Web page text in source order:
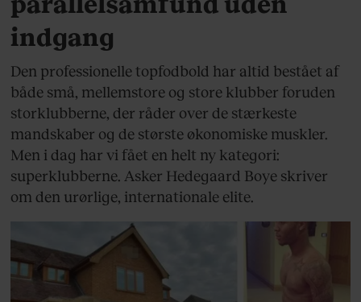
indgang
Den professionelle topfodbold har altid bestået af
både små, mellemstore og store klubber foruden
storklubberne, der råder over de stærkeste
mandskaber og de største økonomiske muskler.
Men i dag har vi fået en helt ny kategori:
superklubberne. Asker Hedegaard Boye skriver
om den urørlige, internationale elite.